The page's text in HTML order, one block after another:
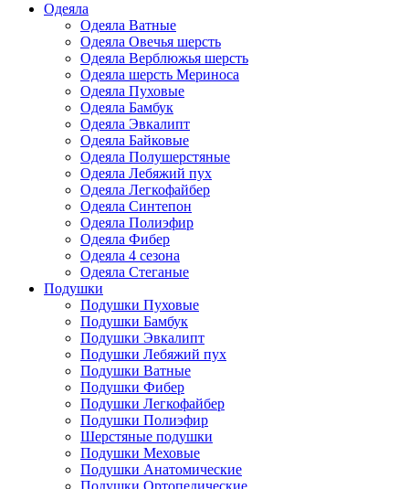
Одеяла
Одеяла Ватные
Одеяла Овечья шерсть
Одеяла Верблюжья шерсть
Одеяла шерсть Мериноса
Одеяла Пуховые
Одеяла Бамбук
Одеяла Эвкалипт
Одеяла Байковые
Одеяла Полушерстяные
Одеяла Лебяжий пух
Одеяла Легкофайбер
Одеяла Синтепон
Одеяла Полиэфир
Одеяла Фибер
Одеяла 4 сезона
Одеяла Стеганые
Подушки
Подушки Пуховые
Подушки Бамбук
Подушки Эвкалипт
Подушки Лебяжий пух
Подушки Ватные
Подушки Фибер
Подушки Легкофайбер
Подушки Полиэфир
Шерстяные подушки
Подушки Меховые
Подушки Анатомические
Подушки Ортопедические